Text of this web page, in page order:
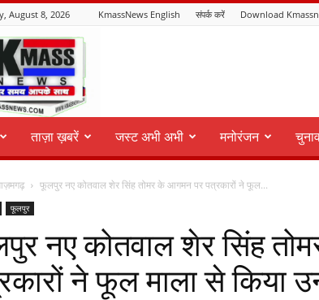
August 8, 2026 KmassNews English संपर्क करें Download
KmassNews
ताज़ा ख़बरें जस्ट अभी अभी मनोरंजन
फूलपुर नए कोतवाल शेर सिंह तोमर के आगमन पर पत्रकारों ने फूल...
फूलपुर
नए कोतवाल शेर सिंह
ने फूल माला से किया